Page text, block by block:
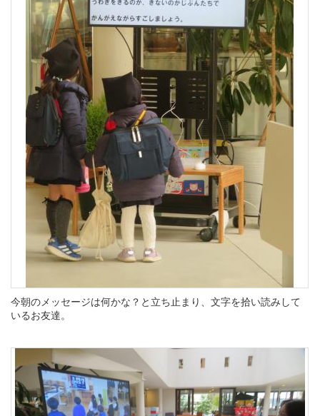
今朝のメッセージは何かな？と立ち止まり、文字を拾い読みして
いるお友達。